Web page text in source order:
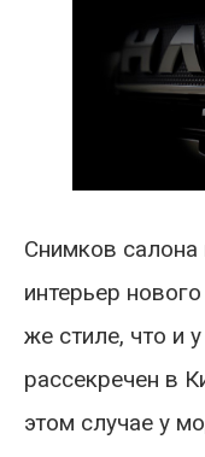
Снимков салона
интерьер
же стиле, что и
рассекречен в
этом случае у